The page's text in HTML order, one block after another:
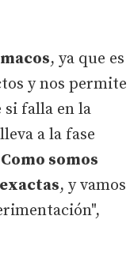
, ya que es
y nos permite
si falla en la
a la fase
Como somos
, y vamos